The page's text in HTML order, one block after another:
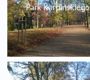
Park Karpińskiego